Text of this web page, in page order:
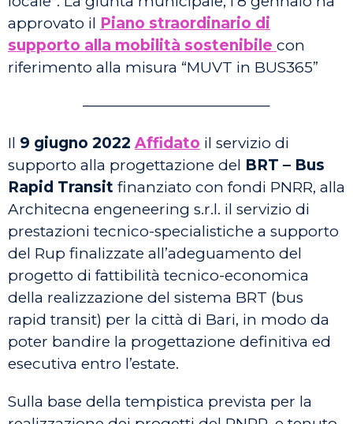
approvato il Piano straordinario di
supporto alla mobilità sostenibile con
riferimento alla misura “MUVT in BUS365”
————————————–
Il 9 giugno 2022 Affidato il servizio di
supporto alla progettazione del BRT – Bus
Rapid Transit finanziato con fondi PNRR, alla
Architecna engeneering s.r.l. il servizio di
prestazioni tecnico-specialistiche a supporto
del Rup finalizzate all’adeguamento del
progetto di fattibilità tecnico-economica
della realizzazione del sistema BRT (bus
rapid transit) per la città di Bari, in modo da
poter bandire la progettazione definitiva ed
esecutiva entro l’estate.
Sulla base della tempistica prevista per la